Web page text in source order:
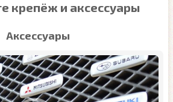
крепёж и аксессуары
Аксессуары